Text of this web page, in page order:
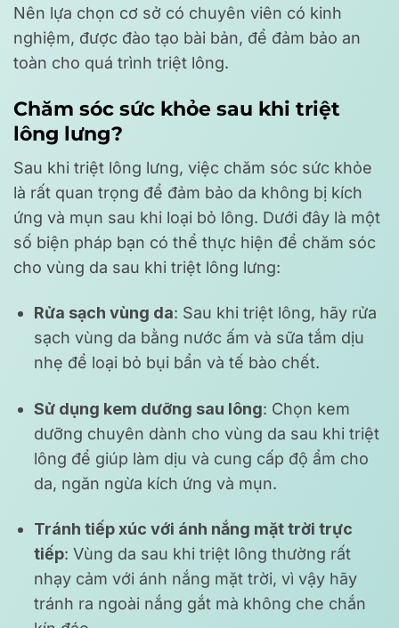
Nên lựa chọn cơ sở có chuyên viên có kinh
nghiệm, được đào tạo bài bản, để đảm bảo an
toàn cho quá trình triệt lông.
Chăm sóc sức khỏe sau khi triệt
lông lưng?
Sau khi triệt lông lưng, việc chăm sóc sức khỏe
là rất quan trọng để đảm bảo da không bị kích
ứng và mụn sau khi loại bỏ lông. Dưới đây là một
số biện pháp bạn có thể thực hiện để chăm sóc
cho vùng da sau khi triệt lông lưng:
Rửa sạch vùng da: Sau khi triệt lông, hãy rửa
sạch vùng da bằng nước ấm và sữa tắm dịu
nhẹ để loại bỏ bụi bẩn và tế bào chết.
Sử dụng kem dưỡng sau lông: Chọn kem
dưỡng chuyên dành cho vùng da sau khi triệt
lông để giúp làm dịu và cung cấp độ ẩm cho
da, ngăn ngừa kích ứng và mụn.
Tránh tiếp xúc với ánh nắng mặt trời trực
tiếp: Vùng da sau khi triệt lông thường rất
nhạy cảm với ánh nắng mặt trời, vì vậy hãy
tránh ra ngoài nắng gắt mà không che chắn